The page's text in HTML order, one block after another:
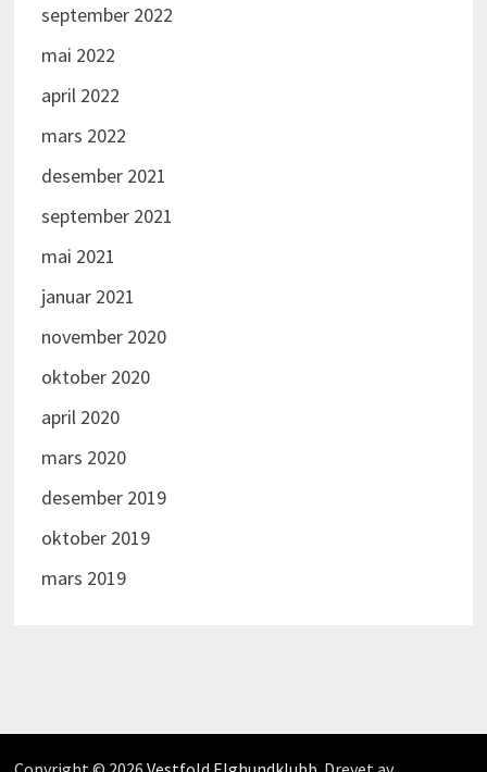
september 2022
mai 2022
april 2022
mars 2022
desember 2021
september 2021
mai 2021
januar 2021
november 2020
oktober 2020
april 2020
mars 2020
desember 2019
oktober 2019
mars 2019